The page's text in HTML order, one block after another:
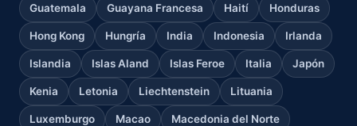
Guatemala Guayana Francesa Haití Honduras
Hong Kong Hungría India Indonesia Irlanda
Islandia Islas Aland Islas Feroe Italia Japón
Kenia Letonia Liechtenstein Lituania
Luxemburgo Macao Macedonia del Norte